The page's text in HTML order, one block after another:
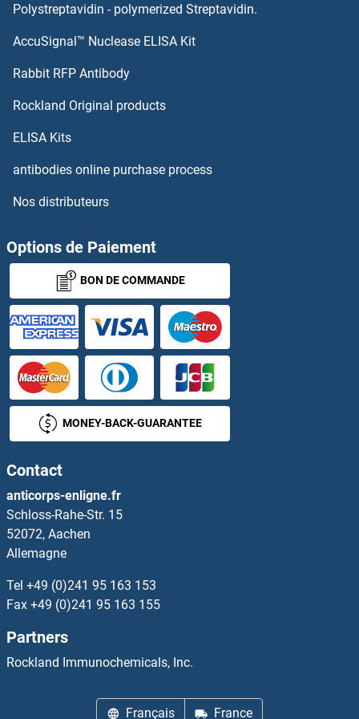
Retinoic Acid Receptor beta Kits ELISA
Retinoic Acid Receptor alpha Kits ELISA
RGS1 Kits ELISA
RGS10 Kits ELISA
RGS19 Kits ELISA
RGS2 Kits ELISA
RGS3 Kits ELISA
RGS4 Kits ELISA
RGS6 Kits ELISA
RGS7 Kits ELISA
Rh Family C Glycoprotein Kits ELISA
RHAG Kits ELISA
RHBG Kits ELISA
RHD Kits ELISA
RHEBL1 Kits ELISA
Rho-related GTP-binding protein Kits ELISA
Polystreptavidin - polymerized Streptavidin.
AccuSignal™ Nuclease ELISA Kit
Rabbit RFP Antibody
Rockland Original products
ELISA Kits
antibodies online purchase process
Nos distributeurs
Options de Paiement
BON DE COMMANDE
MONEY-BACK-GUARANTEE
Contact
anticorps-enligne.fr
Schloss-Rahe-Str. 15
52072, Aachen
Allemagne
Tel +49 (0)241 95 163 153
Fax +49 (0)241 95 163 155
Partners
Rockland Immunochemicals, Inc.
Français France